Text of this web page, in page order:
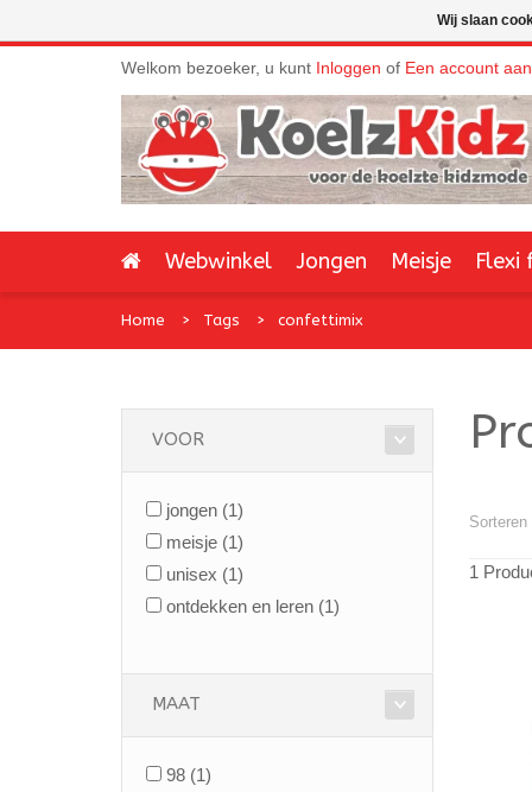
Welkom bezoeker, u kunt Inloggen of Een account
Webwinkel Jongen Meisje Flexi
Home Tags confettimix
VOOR
jongen (1)
meisje (1)
unisex (1)
ontdekken en leren (1)
MAAT
98 (1)
Sorteren
1
Wij slaan